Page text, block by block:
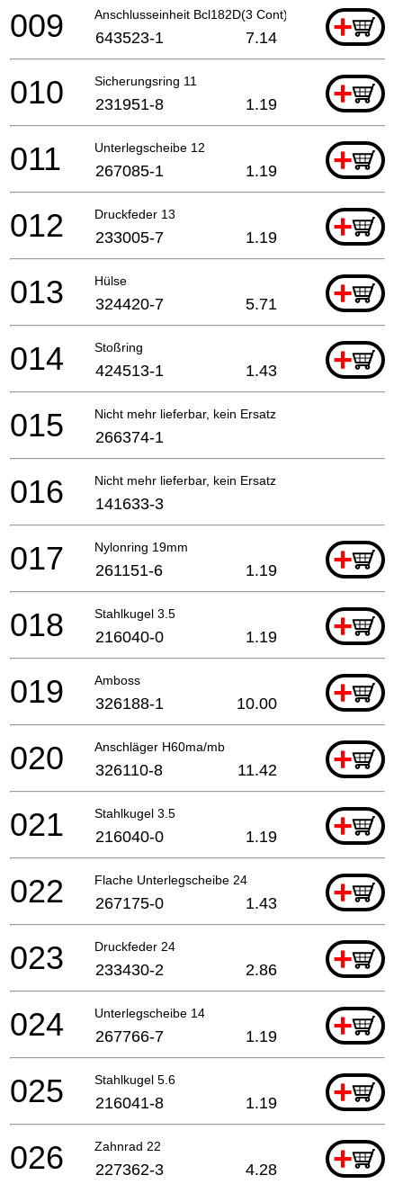
Anschlusseinheit Bcl182D(3 Cont) A +
009 643523-1 7.14
Sicherungsring 11 +
010 231951-8 1.19
Unterlegscheibe 12 +
011 267085-1 1.19
Druckfeder 13 +
012 233005-7 1.19
Hülse +
013 324420-7 5.71
Stoßring +
014 424513-1 1.43
Nicht mehr lieferbar, kein Ersatz
015 266374-1
Nicht mehr lieferbar, kein Ersatz
016 141633-3
Nylonring 19mm +
017 261151-6 1.19
Stahlkugel 3.5 +
018 216040-0 1.19
Amboss +
019 326188-1 10.00
Anschläger H60ma/mb +
020 326110-8 11.42
Stahlkugel 3.5 +
021 216040-0 1.19
Flache Unterlegscheibe 24 +
022 267175-0 1.43
Druckfeder 24 +
023 233430-2 2.86
Unterlegscheibe 14 +
024 267766-7 1.19
Stahlkugel 5.6 +
025 216041-8 1.19
Zahnrad 22 +
026 227362-3 4.28